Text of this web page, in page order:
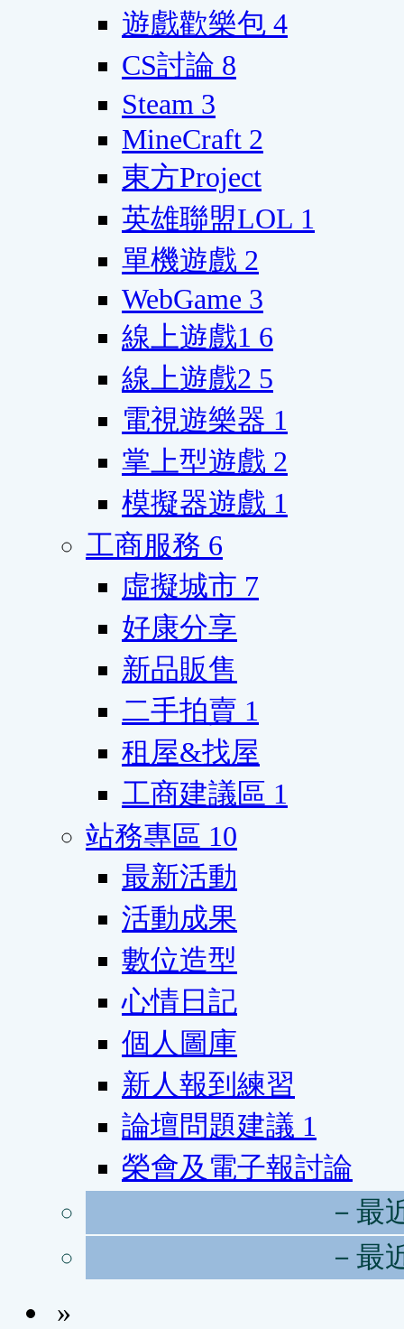
遊戲歡樂包 4
CS討論 8
Steam 3
MineCraft 2
東方Project
英雄聯盟LOL 1
單機遊戲 2
WebGame 3
線上遊戲1 6
線上遊戲2 5
電視遊樂器 1
掌上型遊戲 2
模擬器遊戲 1
工商服務 6
虛擬城市 7
好康分享
新品販售
二手拍賣 1
租屋&找屋
工商建議區 1
站務專區 10
最新活動
活動成果
數位造型
心情日記
個人圖庫
新人報到練習
論壇問題建議 1
榮會及電子報討論
－最
－最
»